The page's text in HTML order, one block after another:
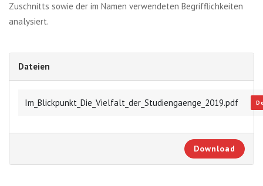
Zuschnitts sowie der im Namen verwendeten Begrifflichkeiten
analysiert.
Dateien
Im_Blickpunkt_Die_Vielfalt_der_Studiengaenge_2019.pdf
Download